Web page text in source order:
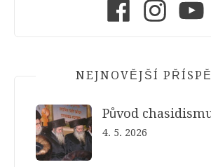
NEJNOVĚJŠÍ
Původ
4. 5. 2026